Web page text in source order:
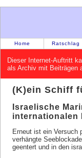
Home Ratschlag
Dieser Internet-Auftritt
als Archiv mit Beiträgen
(K)ein Schiff
Israelische
internationalen
Erneut ist ein Versuch
verhängte
geentert und in den